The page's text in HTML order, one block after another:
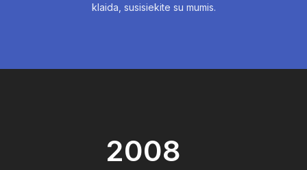
klaida, susisiekite su mumis.
2008